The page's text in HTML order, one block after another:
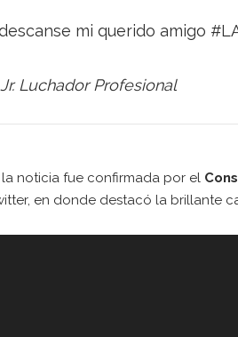
mi querido amigo
Luchador Profesional
la noticia fue confirmada por el
en donde destacó la brillante